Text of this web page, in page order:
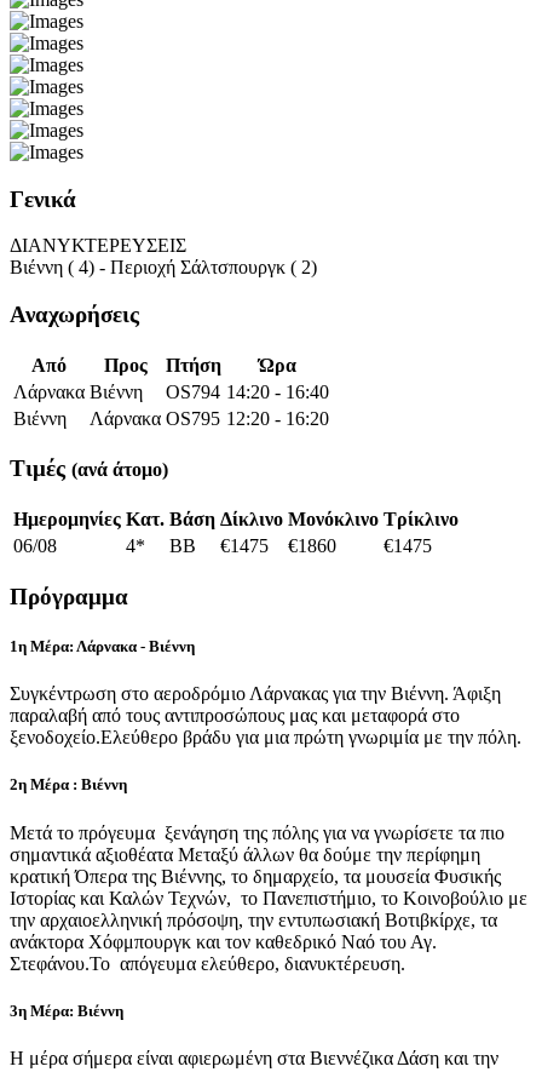
Γενικά
ΔΙΑΝΥΚΤΕΡΕΥΣΕΙΣ
Βιέννη ( 4) - Περιοχή Σάλτσπουργκ ( 2)
Αναχωρήσεις
Από Προς Πτήση
Ώρα
Λάρνακα Βιέννη OS794 14:20 - 16:40
Βιέννη
Λάρνακα OS795 12:20 - 16:20
Τιμές (ανά άτομο)
Ημερομηνίες Κατ. Βάση Δίκλινο Μονόκλινο Τρίκλινο
06/08
4* BB €1475 €1860 €1475
Πρόγραμμα
1η Μέρα: Λάρνακα - Βιέννη
Συγκέντρωση στο αεροδρόμιο Λάρνακας για την Βιέννη. Άφιξη
παραλαβή από τους αντιπροσώπους μας και μεταφορά στο
ξενοδοχείο.Ελεύθερο βράδυ για μια πρώτη γνωριμία με την πόλη.
2η Μέρα : Βιέννη
Μετά το πρόγευμα ξενάγηση της πόλης για να γνωρίσετε τα πιο
σημαντικά αξιοθέατα Μεταξύ άλλων θα δούμε την περίφημη
κρατική Όπερα της Βιέννης, το δημαρχείο, τα μουσεία Φυσικής
Ιστορίας και Καλών Τεχνών, το Πανεπιστήμιο, το Κοινοβούλιο με
την αρχαιοελληνική πρόσοψη, την εντυπωσιακή Βοτιβκίρχε, τα
ανάκτορα Χόφμπουργκ και τον καθεδρικό Ναό του Αγ.
Στεφάνου.Το απόγευμα ελεύθερο, διανυκτέρευση.
3η Μέρα: Βιέννη
Η μέρα σήμερα είναι αφιερωμένη στα Βιεννέζικα Δάση και την